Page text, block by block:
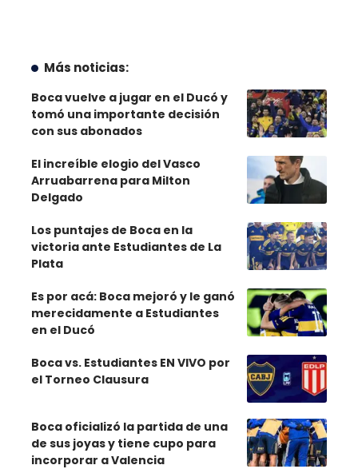
Más noticias:
Boca vuelve a jugar en el Ducó y
tomó una importante decisión
con sus abonados
El increíble elogio del Vasco
Arruabarrena para Milton
Delgado
Los puntajes de Boca en la
victoria ante Estudiantes de La
Plata
Es por acá: Boca mejoró y le ganó
merecidamente a Estudiantes
en el Ducó
Boca vs. Estudiantes EN VIVO por
el Torneo Clausura
Boca oficializó la partida de una
de sus joyas y tiene cupo para
incorporar a Valencia